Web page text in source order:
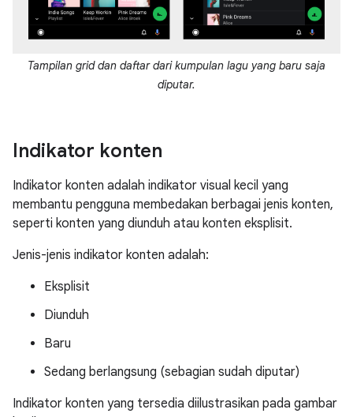
Tampilan grid dan daftar dari kumpulan lagu yang baru saja
diputar.
Indikator konten
Indikator konten adalah indikator visual kecil yang
membantu pengguna membedakan berbagai jenis konten,
seperti konten yang diunduh atau konten eksplisit.
Jenis-jenis indikator konten adalah:
Eksplisit
Diunduh
Baru
Sedang berlangsung (sebagian sudah diputar)
Indikator konten yang tersedia diilustrasikan pada gambar